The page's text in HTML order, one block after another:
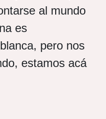
al mundo
es
pero nos
estamos acá